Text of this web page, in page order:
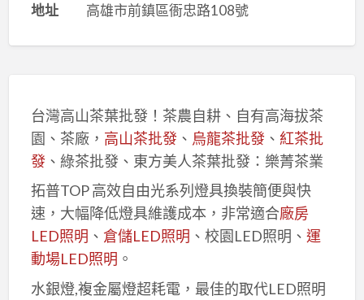
地址
高雄市前鎮區衙忠路108號
台灣高山茶葉批發！茶農自耕、自有高海拔茶
園、茶廠， 高山茶批發、 烏龍茶批發、 紅茶批
發、綠茶批發、東方美人茶葉批發：樂菁茶業
拓普TOP 高效自由光系列燈具換裝簡便與快
速，大幅降低燈具維護成本，非常適合廠房
LED照明 、 倉儲LED照明 、校園LED照明、 運
動場LED照明 。
水銀燈,複金屬燈超耗電，最佳的取代LED照明